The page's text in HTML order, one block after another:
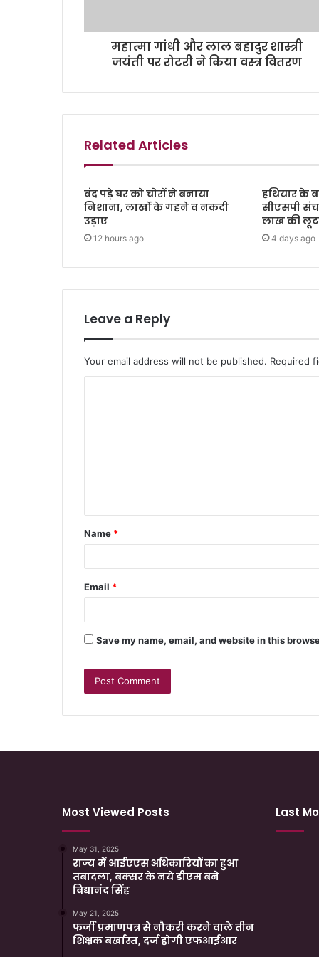
महात्मा गांधी और लाल बहादुर शास्त्री
जयंती पर रोटरी ने किया वस्त्र वितरण
Related Articles
बंद पड़े घर को चोरों ने बनाया
निशाना, लाखों के गहने व नकदी
उड़ाए
12 hours ago
हथियार के
सीएसपी
लाख की
4 days ago
Leave a Reply
Your email address will not be published. Required
Name *
Email *
Save my name, email, and website in this
Most Viewed Posts
May 31, 2025
राज्य में आईएएस अधिकारियों का हुआ
तबादला, बक्सर के नये डीएम बने
विद्यानंद सिंह
May 21, 2025
फर्जी प्रमाणपत्र से नौकरी करने वाले तीन
शिक्षक बर्खास्त, दर्ज होगी एफआईआर
Last